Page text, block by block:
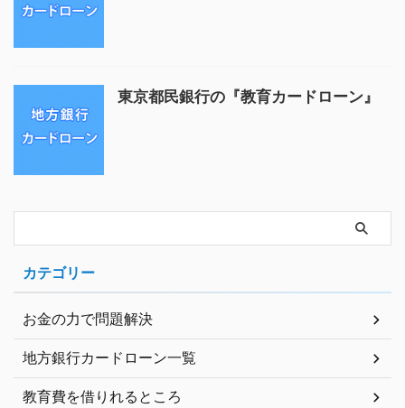
東京都民銀行の『教育カードローン』
カテゴリー
お金の力で問題解決
地方銀行カードローン一覧
教育費を借りれるところ